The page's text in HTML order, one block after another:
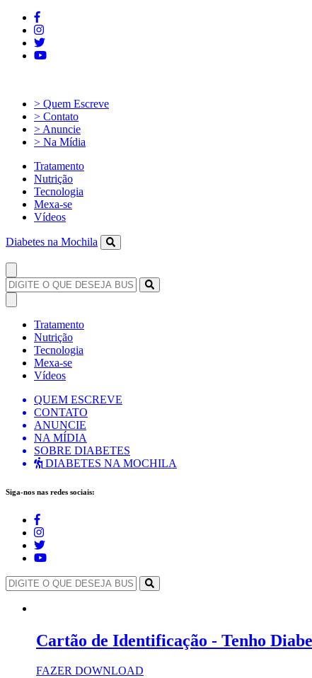
> Quem Escreve
> Contato
> Anuncie
> Na Mídia
Tratamento
Nutrição
Tecnologia
Mexa-se
Vídeos
Diabetes na Mochila
Tratamento
Nutrição
Tecnologia
Mexa-se
Vídeos
QUEM ESCREVE
CONTATO
ANUNCIE
NA MÍDIA
SOBRE DIABETES
DIABETES NA MOCHILA
Siga-nos nas redes sociais:
Cartão de Identificação - Tenho
FAZER DOWNLOAD